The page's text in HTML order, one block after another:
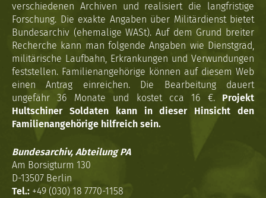
verschiedenen Archiven und realisiert die langfristige
Forschung. Die exakte Angaben über Militärdienst bietet
Bundesarchiv (ehemalige WASt). Auf dem Grund breiter
Recherche kann man folgende Angaben wie Dienstgrad,
militärische Laufbahn, Erkrankungen und Verwundungen
feststellen. Familienangehörige können auf diesem Web
einen Antrag einreichen. Die Bearbeitung dauert
ungefähr 36 Monate und kostet cca 16 €. Projekt
Hultschiner Soldaten kann in dieser Hinsicht den
Familienangehörige hilfreich sein.
Bundesarchiv, Abteilung PA
Am Borsigturm 130
D-13507 Berlin
Tel.: +49 (030) 18 7770-1158